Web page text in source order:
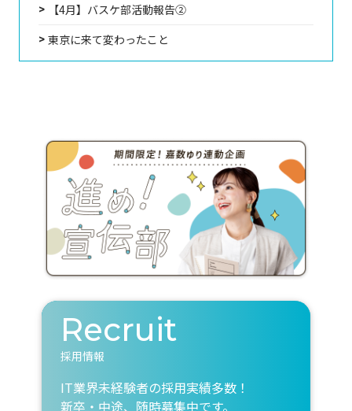
【4月】バスケ部活動報告②
東京に来て変わったこと
Recruit
採用情報
IT業界未経験者の採用実績多数！
新卒・中途、随時募集中です。